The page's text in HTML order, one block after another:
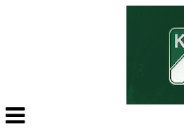
Veksle
navigasjon